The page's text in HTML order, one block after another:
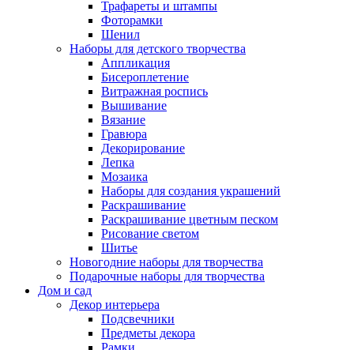
Трафареты и штампы
Фоторамки
Шенил
Наборы для детского творчества
Аппликация
Бисероплетение
Витражная роспись
Вышивание
Вязание
Гравюра
Декорирование
Лепка
Мозаика
Наборы для создания украшений
Раскрашивание
Раскрашивание цветным песком
Рисование светом
Шитье
Новогодние наборы для творчества
Подарочные наборы для творчества
Дом и сад
Декор интерьера
Подсвечники
Предметы декора
Рамки